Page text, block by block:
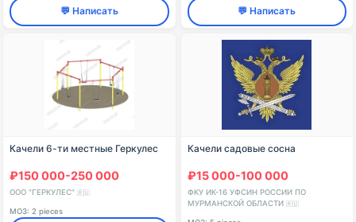
💬 Написать 💬 Написать
Качели 6-ти местные Геркулес
₽150 000-250 000
ООО "ГЕРКУЛЕС" 🇷🇺
МОЗ: 2 pieces
Качели садовые сосна
₽15 000-100 000
ФКУ ИК-16 УФСИН РОССИИ ПО
МУРМАНСКОЙ ОБЛАСТИ 🇷🇺